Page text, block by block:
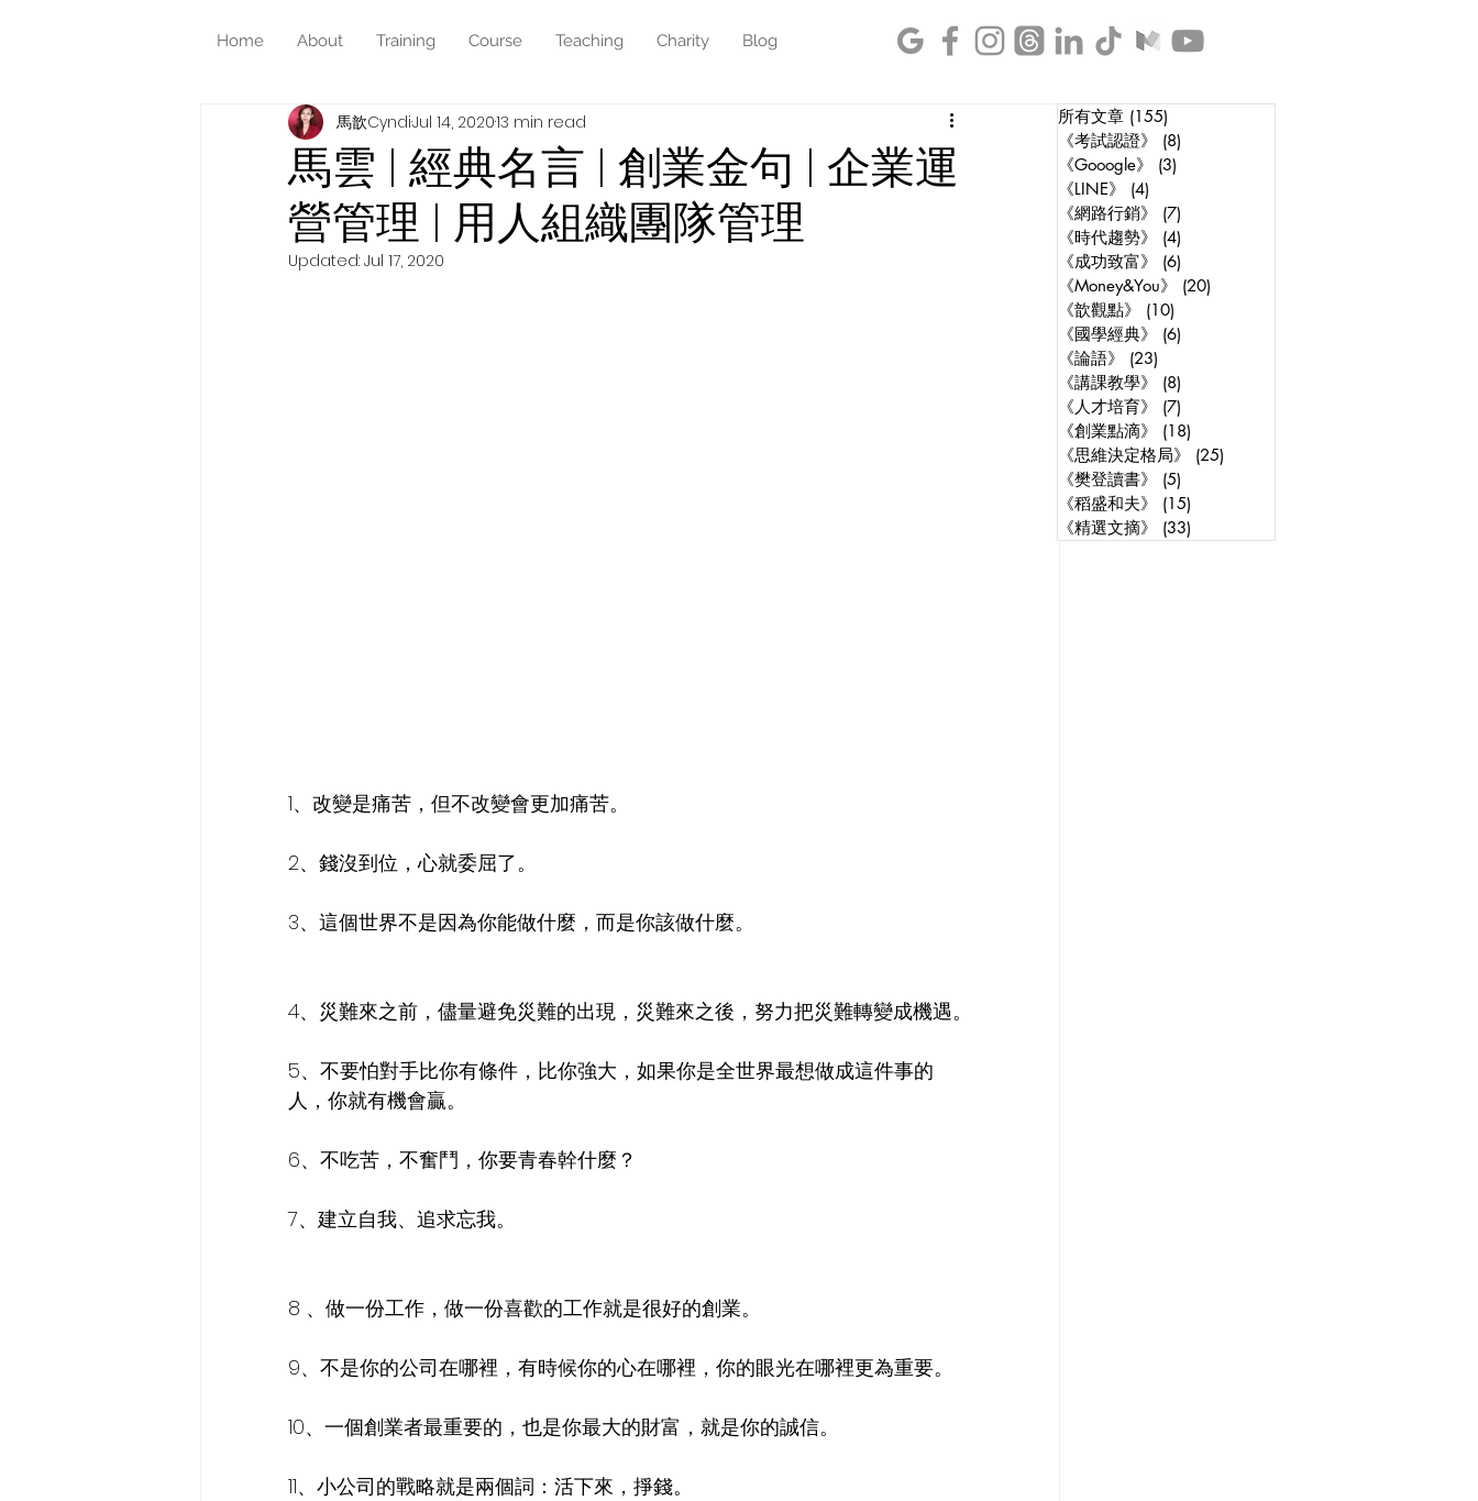
Home About Training Course Teaching Charity Blog
馬雲 | 經典名言 | 創業金句 | 企業運
營管理 | 用人組織團隊管理
馬歆CyndiJul 14, 202013 min read
Updated: Jul 17, 2020
1、改變是痛苦，但不改變會更加痛苦。
2、錢沒到位，心就委屈了。
3、這個世界不是因為你能做什麼，而是你該做什麼。
4、災難來之前，儘量避免災難的出現，災難來之後，努力把災難轉變成機遇。
5、不要怕對手比你有條件，比你強大，如果你是全世界最想做成這件事的
人，你就有機會贏。
6、不吃苦，不奮鬥，你要青春幹什麼？
7、建立自我、追求忘我。
8 、做一份工作，做一份喜歡的工作就是很好的創業。
9、不是你的公司在哪裡，有時候你的心在哪裡，你的眼光在哪裡更為重要。
10、一個創業者最重要的，也是你最大的財富，就是你的誠信。
11、小公司的戰略就是兩個詞：活下來，掙錢。
所有文章 (155)
《考試認證》
(8)
《Gooogle》
(3)
《LINE》
(4)
《網路行銷》
(7)
《時代趨勢》
(4)
《成功致富》
(6)
《Money&You》
(20)
《歆觀點》
(10)
《國學經典》
(6)
《論語》
(23)
《講課教學》
(8)
《人才培育》
(7)
《創業點滴》
(18)
《思維決定格局》
(25)
《樊登讀書》
(5)
《稻盛和夫》
(15)
《精選文摘》
(33)